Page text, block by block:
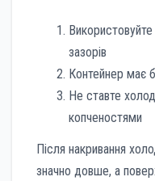
зазорів
Контейнер має
Не ставте
копченостями
Після накривання
значно довше, а